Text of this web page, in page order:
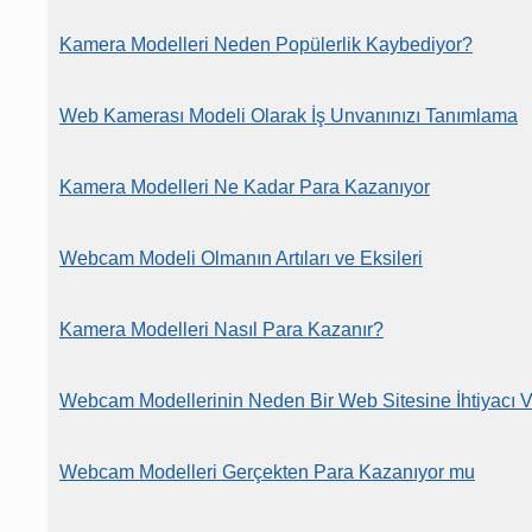
Kamera Modelleri Neden Popülerlik Kaybediyor?
Web Kamerası Modeli Olarak İş Unvanınızı Tanımlama
Kamera Modelleri Ne Kadar Para Kazanıyor
Webcam Modeli Olmanın Artıları ve Eksileri
Kamera Modelleri Nasıl Para Kazanır?
Webcam Modellerinin Neden Bir Web Sitesine İhtiyacı
Webcam Modelleri Gerçekten Para Kazanıyor mu